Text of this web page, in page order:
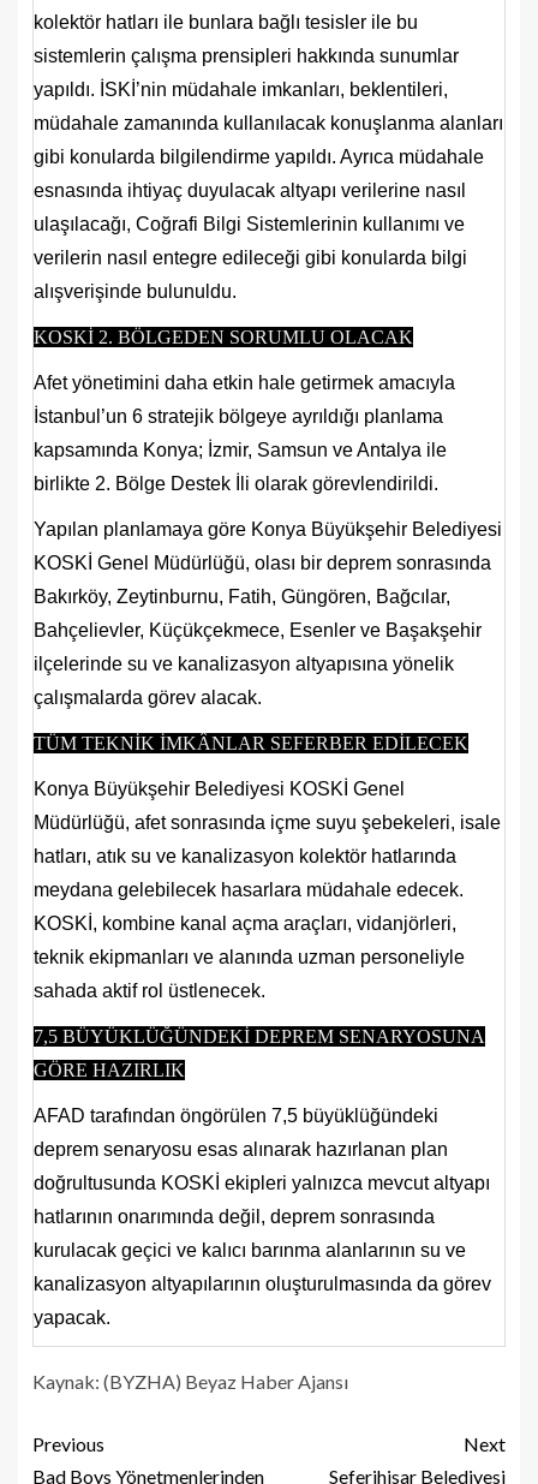
kolektör hatları ile bunlara bağlı tesisler ile bu
sistemlerin çalışma prensipleri hakkında sunumlar
yapıldı. İSKİ’nin müdahale imkanları, beklentileri,
müdahale zamanında kullanılacak konuşlanma alanları
gibi konularda bilgilendirme yapıldı. Ayrıca müdahale
esnasında ihtiyaç duyulacak altyapı verilerine nasıl
ulaşılacağı, Coğrafi Bilgi Sistemlerinin kullanımı ve
verilerin nasıl entegre edileceği gibi konularda bilgi
alışverişinde bulunuldu.
KOSKİ 2. BÖLGEDEN SORUMLU OLACAK
Afet yönetimini daha etkin hale getirmek amacıyla
İstanbul’un 6 stratejik bölgeye ayrıldığı planlama
kapsamında Konya; İzmir, Samsun ve Antalya ile
birlikte 2. Bölge Destek İli olarak görevlendirildi.
Yapılan planlamaya göre Konya Büyükşehir Belediyesi
KOSKİ Genel Müdürlüğü, olası bir deprem sonrasında
Bakırköy, Zeytinburnu, Fatih, Güngören, Bağcılar,
Bahçelievler, Küçükçekmece, Esenler ve Başakşehir
ilçelerinde su ve kanalizasyon altyapısına yönelik
çalışmalarda görev alacak.
TÜM TEKNİK İMKÂNLAR SEFERBER EDİLECEK
Konya Büyükşehir Belediyesi KOSKİ Genel
Müdürlüğü, afet sonrasında içme suyu şebekeleri, isale
hatları, atık su ve kanalizasyon kolektör hatlarında
meydana gelebilecek hasarlara müdahale edecek.
KOSKİ, kombine kanal açma araçları, vidanjörleri,
teknik ekipmanları ve alanında uzman personeliyle
sahada aktif rol üstlenecek.
7,5 BÜYÜKLÜĞÜNDEKİ DEPREM SENARYOSUNA
GÖRE HAZIRLIK
AFAD tarafından öngörülen 7,5 büyüklüğündeki
deprem senaryosu esas alınarak hazırlanan plan
doğrultusunda KOSKİ ekipleri yalnızca mevcut altyapı
hatlarının onarımında değil, deprem sonrasında
kurulacak geçici ve kalıcı barınma alanlarının su ve
kanalizasyon altyapılarının oluşturulmasında da görev
yapacak.
Kaynak: (BYZHA) Beyaz Haber Ajansı
Previous
Bad Boys Yönetmenlerinden
Next
Seferihisar Belediyesi